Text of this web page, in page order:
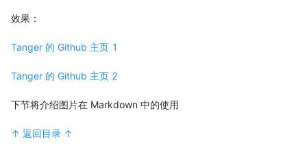
效果：
Tanger 的 Github 主页 1
Tanger 的 Github 主页 2
下节将介绍图片在 Markdown 中的使用
↑ 返回目录 ↑